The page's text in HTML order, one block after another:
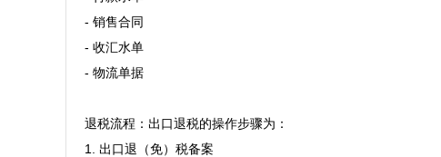
- 销售合同
- 收汇水单
- 物流单据
退税流程：出口退税的操作步骤为：
1. 出口退（免）税备案